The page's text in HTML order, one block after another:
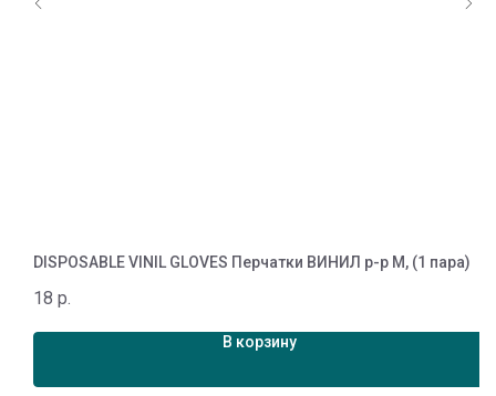
DISPOSABLE VINIL GLOVES Перчатки ВИНИЛ р-р М, (1 пара)
18 р.
В корзину